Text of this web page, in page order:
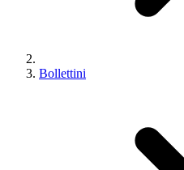
Bollettini